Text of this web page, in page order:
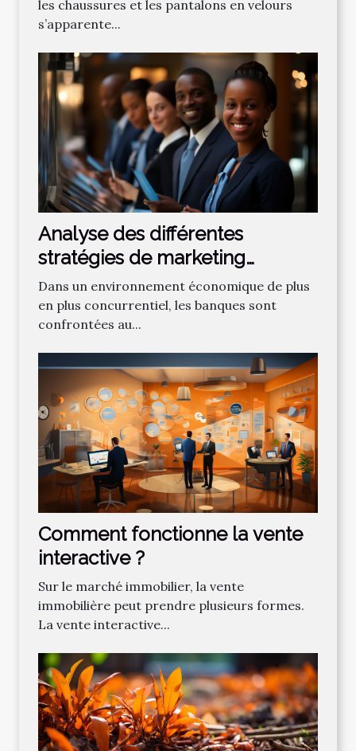
les chaussures et les pantalons en velours
s’apparente...
Analyse des différentes
stratégies de marketing
bancaire pour attirer de
nouveaux clients
Dans un environnement économique de plus
en plus concurrentiel, les banques sont
confrontées au...
Comment fonctionne la vente
interactive ?
Sur le marché immobilier, la vente
immobilière peut prendre plusieurs formes.
La vente interactive...